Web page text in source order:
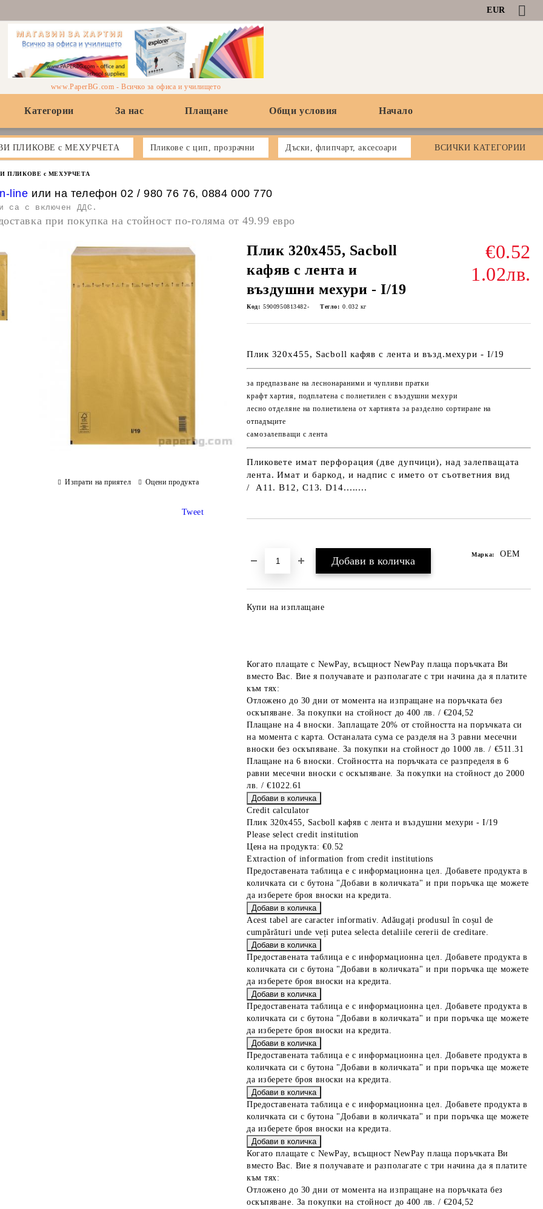
EUR
www.PaperBG.com - Всичко за офиса и училището
Категории За нас Плащане Общи условия Начало
ПЛИКОВЕ с МЕХУРЧЕТА Пликове с цип, прозрачни Дъски, флипчарт, аксесоари ВСИЧКИ КАТЕГОРИИ
ПЛИКОВЕ с МЕХУРЧЕТА
line или на телефон 02 / 980 76 76, 0884 000 770
са с включен ДДС.
при покупка на стойност по-голяма от 49.99 евро
Плик 320х455, Sacboll
кафяв с лента и
въздушни мехури - I/19
€0.52
1.02лв.
Код: 5900950813482- Тегло: 0.032 кг
Плик 320х455, Sacboll кафяв с лента и възд.мехури - I/19
за предпазване на леснонараними и чупливи пратки
крафт хартия, подплатена с полиетилен с въздушни мехури
лесно отделяне на полиетилена от хартията за разделно сортиране на
отпадъците
самозалепващи с лента
Пликовете имат перфорация (две дупчици), над залепващата
лента. Имат и баркод, и надпис с името от съответния вид
/ А11. В12, С13. D14........
Марка: OEM
Купи на изплащане
Когато плащате с NewPay, всъщност NewPay плаща поръчката Ви
вместо Вас. Вие я получавате и разполагате с три начина да я платите
към тях:
Отложено до 30 дни от момента на изпращане на поръчката без
оскъпяване. За покупки на стойност до 400 лв. / €204,52
Плащане на 4 вноски. Заплащате 20% от стойността на поръчката си
на момента с карта. Останалата сума се разделя на 3 равни месечни
вноски без оскъпяване. За покупки на стойност до 1000 лв. / €511.31
Плащане на 6 вноски. Стойността на поръчката се разпределя в 6
равни месечни вноски с оскъпяване. За покупки на стойност до 2000
лв. / €1022.61
Credit calculator
Плик 320х455, Sacboll кафяв с лента и въздушни мехури - I/19
Please select credit institution
Цена на продукта: €0.52
Extraction of information from credit institutions
Предоставената таблица е с информационна цел. Добавете продукта в
количката си с бутона "Добави в количката" и при поръчка ще можете
да изберете броя вноски на кредита.
Acest tabel are caracter informativ. Adăugați produsul în coșul de
cumpărături unde veți putea selecta detaliile cererii de creditare.
Предоставената таблица е с информационна цел. Добавете продукта в
количката си с бутона "Добави в количката" и при поръчка ще можете
да изберете броя вноски на кредита.
Предоставената таблица е с информационна цел. Добавете продукта в
количката си с бутона "Добави в количката" и при поръчка ще можете
да изберете броя вноски на кредита.
Предоставената таблица е с информационна цел. Добавете продукта в
количката си с бутона "Добави в количката" и при поръчка ще можете
да изберете броя вноски на кредита.
Предоставената таблица е с информационна цел. Добавете продукта в
количката си с бутона "Добави в количката" и при поръчка ще можете
да изберете броя вноски на кредита.
Когато плащате с NewPay, всъщност NewPay плаща поръчката Ви
вместо Вас. Вие я получавате и разполагате с три начина да я платите
към тях:
Отложено до 30 дни от момента на изпращане на поръчката без
оскъпяване. За покупки на стойност до 400 лв. / €204,52
Изпрати на приятел Оцени продукта
Tweet